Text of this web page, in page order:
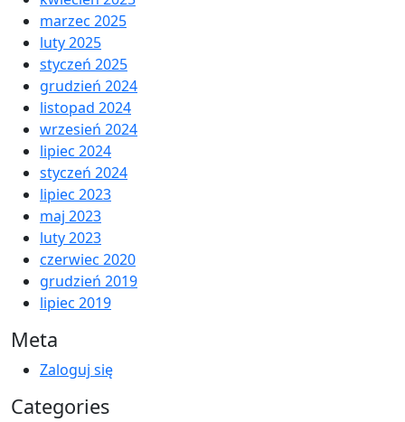
marzec 2025
luty 2025
styczeń 2025
grudzień 2024
listopad 2024
wrzesień 2024
lipiec 2024
styczeń 2024
lipiec 2023
maj 2023
luty 2023
czerwiec 2020
grudzień 2019
lipiec 2019
Meta
Zaloguj się
Categories